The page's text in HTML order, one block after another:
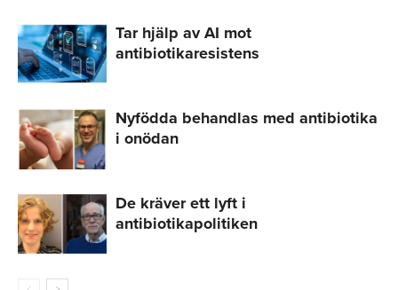
Tar hjälp av AI mot
antibiotikaresistens
Nyfödda behandlas med antibiotika
i onödan
De kräver ett lyft i
antibiotikapolitiken